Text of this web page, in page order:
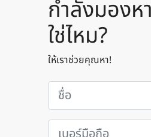
กำลังมองห
ใช่ไหม?
ให้เราช่วยคุณหา!